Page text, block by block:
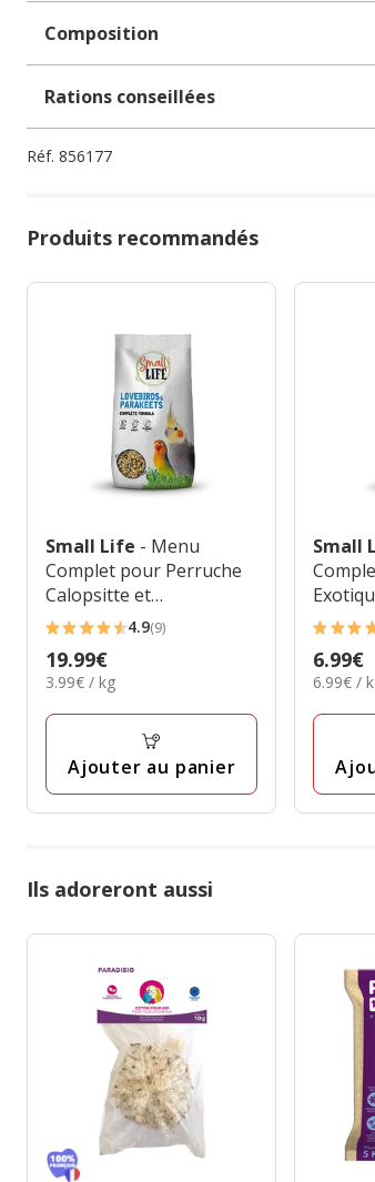
Composition
Rations conseillées
Réf. 856177
Produits recommandés
Small Life - Menu
Complet pour Perruche
Calopsitte et
Inséparables - 5Kg
4.9
étoiles
avec
9
4.9(9)
Prix
19.99€
19.99€
3.99€
Kg
3.99€ / kg
Ajouter au panier
Small
5
étoiles
avec
7
Prix
6.99€
6.99€
6.99€
Kg
6.99€ /
Ils adoreront aussi